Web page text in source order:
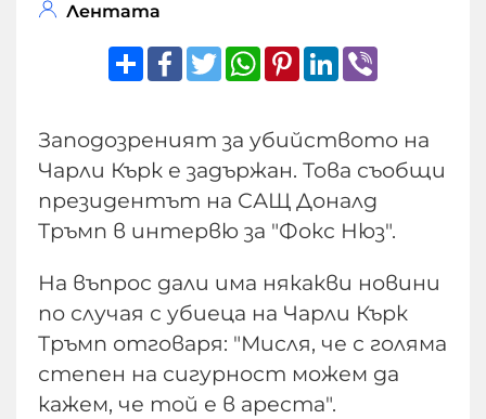
Лентата
ShareFacebook
TwitterWhatsApp
Pinterest
LinkedIn
Заподозреният за убийството на
Чарли Кърк е задържан. Това съобщи
президентът на САЩ Доналд
Тръмп в интервю за "Фокс Нюз".
На въпрос дали има някакви новини
по случая с убиеца на Чарли Кърк
Тръмп отговаря: "Мисля, че с голяма
степен на сигурност можем да
кажем, че той е в ареста".